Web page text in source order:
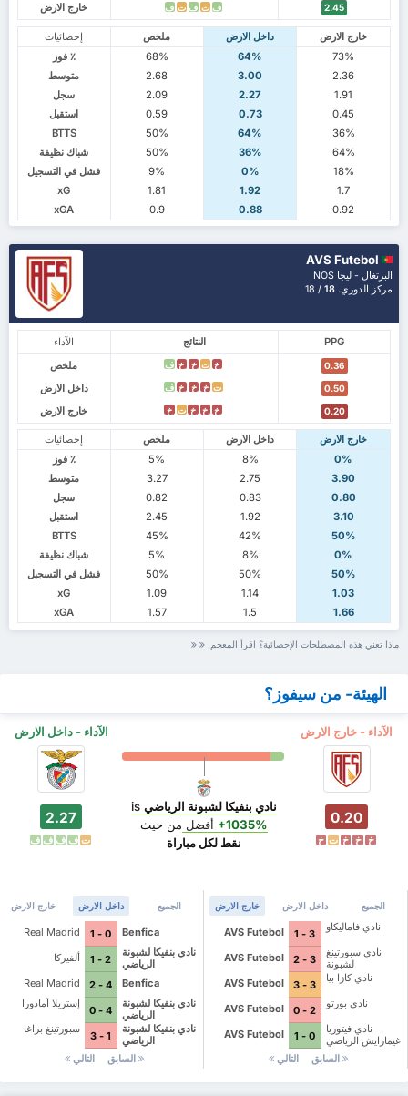
خارج الارض ف ت ف ت ف 2.45
إحصائيات ملخص داخل الارض
خارج الارض
٪ فوز
68% 64%
73%
متوسط
2.68 3.00
2.36
سجل
2.09 2.27
1.91
استقبل
0.59 0.73
0.45
BTTS
50% 64%
36%
شباك نظيفة
50% 36%
64%
فشل في التسجيل
9% 0%
18%
xG
1.81 1.92
1.7
xGA
0.9 0.88 0.92
AVS Futebol
البرتغال - ليجا NOS
مركز الدوري. 18
/ 18
الآداء النتائج
PPG
ملخص
خ ت خ خ ف 0.36
داخل الارض ت خ خ خ ف 0.50
خارج الارض خ خ خ ت خ 0.20
إحصائيات ملخص داخل الارض
خارج الارض
٪ فوز
5% 8%
0%
متوسط
3.27 2.75
3.90
سجل
0.82 0.83
0.80
استقبل
2.45 1.92
3.10
BTTS
45% 42%
50%
شباك نظيفة
5% 8%
0%
فشل في التسجيل
50% 50%
50%
xG
1.09 1.14
1.03
xGA
1.57 1.5 1.66
ماذا تعني هذه المصطلحات الإحصائية؟ اقرأ المعجم.
الهيئة- من سيفوز؟
الآداء - داخل الارض الآداء - خارج الارض
2.27
ت ف ف ف ف
نادي بنفيكا لشبونة الرياضي is
+1035% أفضل من حيث
نقط لكل مباراة
0.20
خ خ خ ت خ
الجميع داخل الارض خارج الارض
Real Madrid 0 - 1
Benfica
ألفيركا
2 - 1
نادي بنفيكا لشبونة
الرياضي
Real Madrid
4 - 2
Benfica
إستريلا أمادورا
4 - 0
نادي بنفيكا لشبونة
الرياضي
سبورتينغ براغا
1 - 3
نادي بنفيكا لشبونة
الرياضي
السابق
التالي
الجميع داخل الارض خارج الارض
AVS Futebol 3 - 1
نادي فاماليكاو
AVS Futebol 3 - 2
نادي سبورتينغ
لشبونة
AVS Futebol
3 - 3
نادي كازا بيا
AVS Futebol 2 - 0
نادي بورتو
AVS Futebol 0 - 1
نادي فيتوريا
غيمارايش الرياضي
السابق
التالي